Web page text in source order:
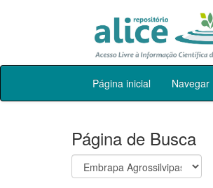
Skip
Página inicial Navegar
Página de Busca